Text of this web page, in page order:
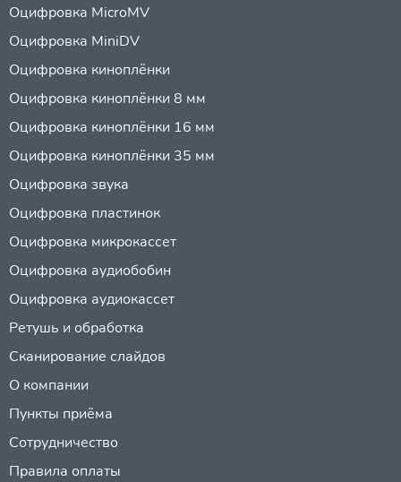
Оцифровка MicroMV
Оцифровка MiniDV
Оцифровка киноплёнки
Оцифровка киноплёнки 8 мм
Оцифровка киноплёнки 16 мм
Оцифровка киноплёнки 35 мм
Оцифровка звука
Оцифровка пластинок
Оцифровка микрокассет
Оцифровка аудиобобин
Оцифровка аудиокассет
Ретушь и обработка
Сканирование слайдов
О компании
Пункты приёма
Сотрудничество
Правила оплаты